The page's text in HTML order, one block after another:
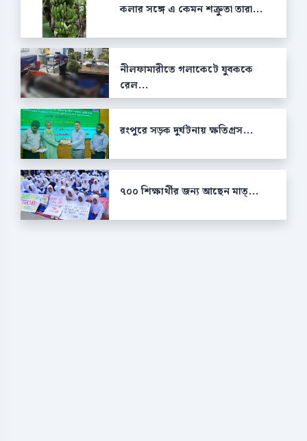
কলার সঙ্গে এ কেমন শক্রুতা তারা...
নীলফামারীতে গলাকেটে যুবককে
রেল...
রংপুরে সড়ক দুর্ঘটনায় ক্ষতিগ্রস...
৭০০ শিক্ষার্থীর জন্য আছেন মাত্...